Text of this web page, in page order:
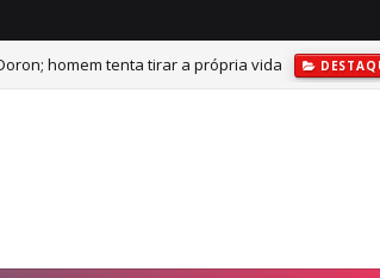
homem tenta tirar a própria vida